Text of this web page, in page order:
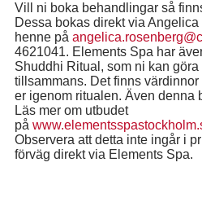
Vill ni boka behandlingar så
Dessa bokas direkt via
henne på
4621041. Elements Spa har
Shuddhi Ritual, som ni kan
tillsammans. Det finns
er igenom ritualen. Även denna
Läs mer om utbudet
på
Observera att detta inte ingår i
förväg direkt via Elements Spa.